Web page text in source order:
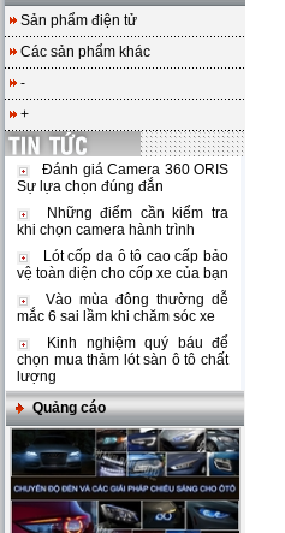
Sản phẩm điện tử
Các sản phẩm khác
-
+
Đánh giá Camera 360 ORIS
Sự lựa chọn đúng đắn
Những điểm cần kiểm tra
khi chọn camera hành trình
Lót cốp da ô tô cao cấp bảo
vệ toàn diện cho cốp xe của bạn
Vào mùa đông thường dễ
mắc 6 sai lầm khi chăm sóc xe
Kinh nghiệm quý báu để
chọn mua thảm lót sàn ô tô chất
lượng
Quảng cáo